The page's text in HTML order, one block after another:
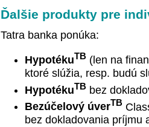
Ďalšie produkty pre
Tatra banka ponúka:
HypotékuTB (len na
ktoré slúžia, resp. budú
HypotékuTB bez
Bezúčelový úverTB
bez dokladovania príjmu